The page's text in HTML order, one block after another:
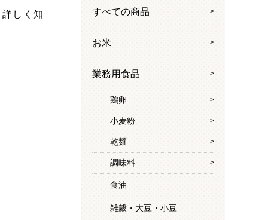
しく知 すべての商品
お米
業務用食品
鶏卵
小麦粉
乾麺
調味料
食油
雑穀・大豆・小豆